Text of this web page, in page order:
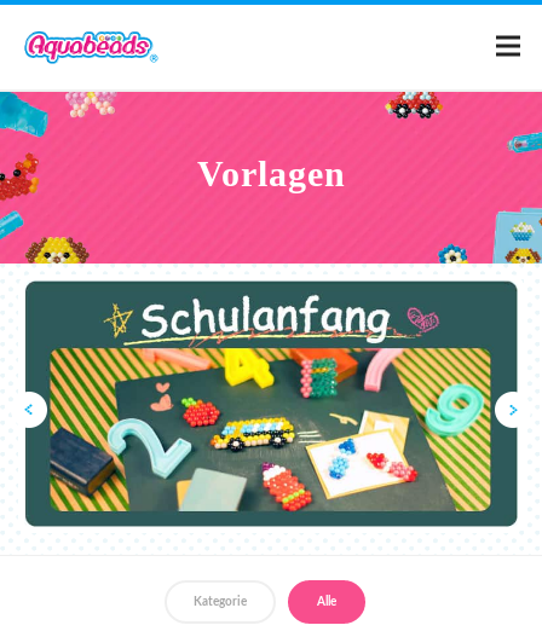
Was sind Aquabeads?
Filme
FAQ
Vorlagen
Kategorie Alle